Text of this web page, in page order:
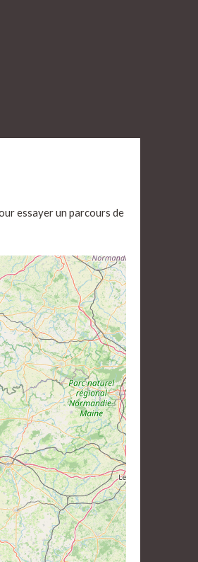
essayer un parcours de